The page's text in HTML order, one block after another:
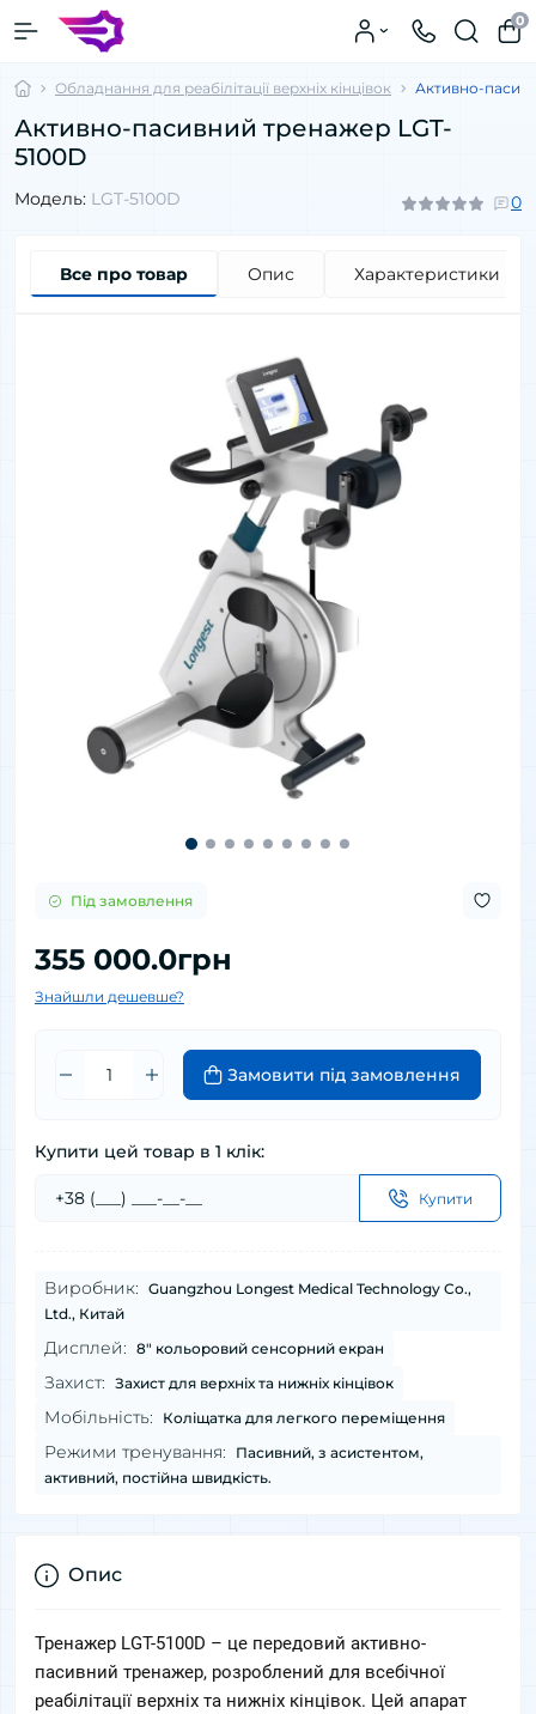
0
Обладнання для реабілітації верхніх кінцівок Активно-
Активно-пасивний тренажер LGT-
5100D
Модель: LGT-5100D 0
Все про товар Опис Характеристики
Під замовлення
355 000.0грн
Знайшли дешевше?
Замовити під замовлення
Купити цей товар в 1 клік:
Купити
Виробник: Guangzhou Longest Medical Technology Co.,
Ltd., Китай
Дисплей: 8″ кольоровий сенсорний екран
Захист: Захист для верхніх та нижніх кінцівок
Мобільність: Коліщатка для легкого переміщення
Режими тренування:
Пасивний, з асистентом,
активний, постійна швидкість.
Опис
Тренажер LGT-5100D – це передовий активно-
пасивний тренажер, розроблений для всебічної
реабілітації верхніх та нижніх кінцівок. Цей апарат